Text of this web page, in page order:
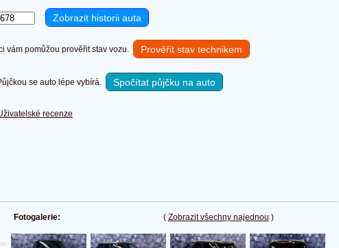
vám pomůžou prověřit stav vozu. Prověřit stav technikem
se auto lépe vybírá. Spočítat půjčku na auto
recenze
( Zobrazit všechny najednou )
Fotogalerie: